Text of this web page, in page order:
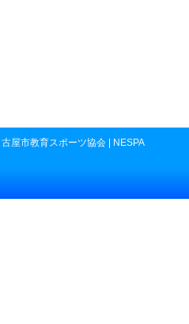
屋市教育スポーツ協会 | NESPA